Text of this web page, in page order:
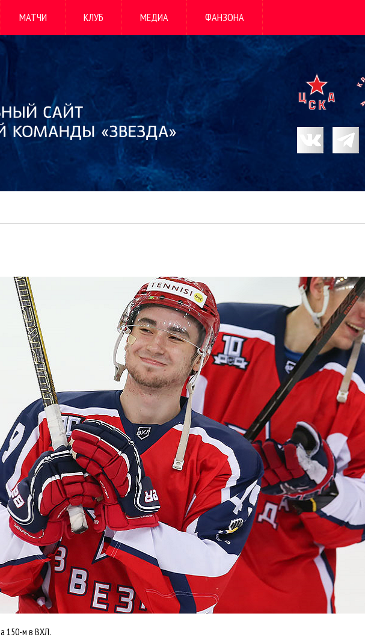
МАТЧИ КЛУБ МЕДИА ФАНЗОНА
150-м в ВХЛ.